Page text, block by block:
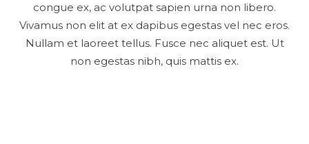
congue ex, ac volutpat sapien urna non libero.
Vivamus non elit at ex dapibus egestas vel nec eros.
Nullam et laoreet tellus. Fusce nec aliquet est. Ut
non egestas nibh, quis mattis ex.